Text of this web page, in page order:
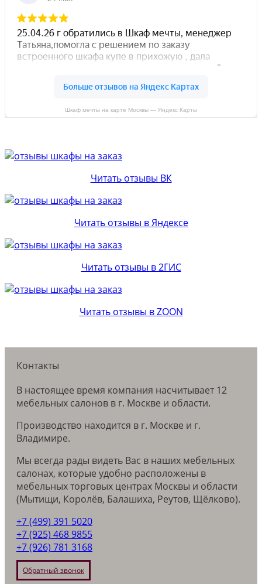
Шкаф мечты на карте Москвы — Яндекс Карты
Читать отзывы ВК
Читать отзывы в Яндексе
Читать отзывы в 2ГИС
Читать отзывы в ZOON
Контакты
В настоящее время компания насчитывает 12
мебельных салонов в г. Москве и области.
Производство находится в г. Москве и г.
Владимире.
Мы всегда рады видеть Вас в наших мебельных
салонах, которые удобно расположены в
мебельных торговых центрах Москвы и области
(Мытищи, Королёв, Балашиха, Реутов, Щёлково).
+7 (499) 391 5020
+7 (925) 468 9855
+7 (926) 781 3168
Обратный звонок